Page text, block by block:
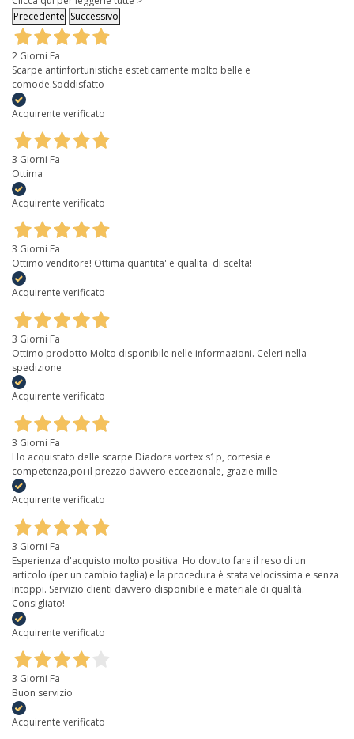
Precedente Successivo
2 Giorni Fa
Scarpe antinfortunistiche esteticamente molto belle e
comode.Soddisfatto
Acquirente verificato
3 Giorni Fa
Ottima
Acquirente verificato
3 Giorni Fa
Ottimo venditore! Ottima quantita' e qualita' di scelta!
Acquirente verificato
3 Giorni Fa
Ottimo prodotto Molto disponibile nelle informazioni. Celeri nella
spedizione
Acquirente verificato
3 Giorni Fa
Ho acquistato delle scarpe Diadora vortex s1p, cortesia e
competenza,poi il prezzo davvero eccezionale, grazie mille
Acquirente verificato
3 Giorni Fa
Esperienza d'acquisto molto positiva. Ho dovuto fare il reso di un
articolo (per un cambio taglia) e la procedura è stata velocissima e senza
intoppi. Servizio clienti davvero disponibile e materiale di qualità.
Consigliato!
Acquirente verificato
3 Giorni Fa
Buon servizio
Acquirente verificato